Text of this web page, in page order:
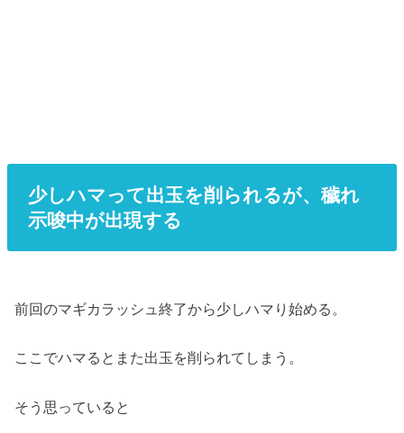
少しハマって出玉を削られるが、穢れ
示唆中が出現する
前回のマギカラッシュ終了から少しハマり始める。
ここでハマるとまた出玉を削られてしまう。
そう思っていると